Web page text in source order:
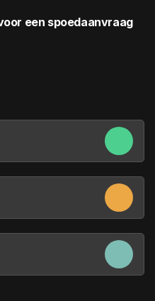
een spoedaanvraag